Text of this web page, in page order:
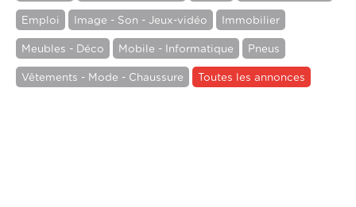
Emploi Image - Son - Jeux-vidéo Immobilier
Meubles - Déco Mobile - Informatique Pneus
Vêtements - Mode - Chaussure Toutes les annonces